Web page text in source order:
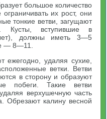
большое количество
их рост, они
тонкие ветви, загущают
Кусты, вступившие в
должны иметь 3—5
— 8—11.
ежегодно, удаляя сухие,
ветки. Ветви
в сторону и образуют
побеги. Такие ветви
верхушечную часть
Обрезают калину весной